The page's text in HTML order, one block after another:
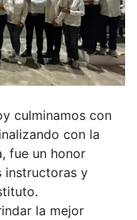
culminamos con
con la
fue un honor
instructoras y
la mejor